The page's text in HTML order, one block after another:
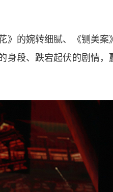
的婉转细腻、《铡美案
身段、跌宕起伏的剧情